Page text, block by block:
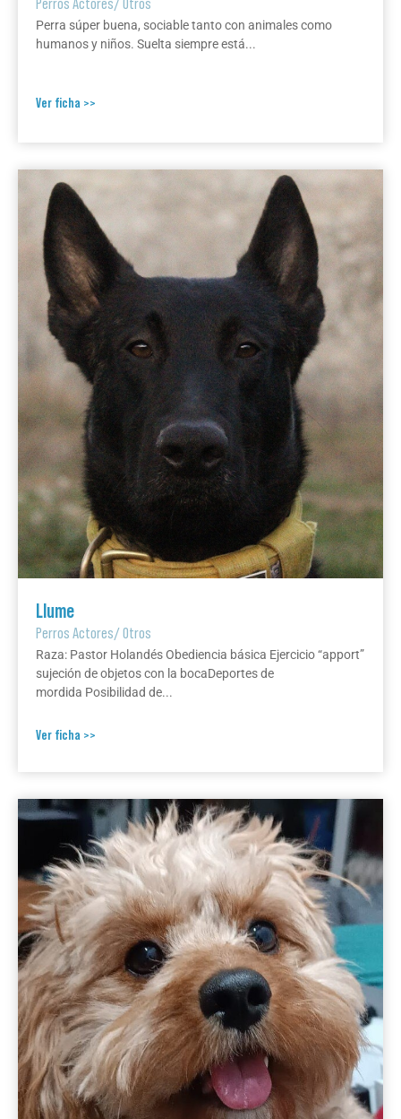
Perros Actores/ Otros
Perra súper buena, sociable tanto con animales como
humanos y niños. Suelta siempre está...
Ver ficha >>
Llume
Perros Actores/Otros
Raza: Pastor Holandés Obediencia básica Ejercicio “apport”
sujeción de objetos con la bocaDeportes de
mordida Posibilidad de...
Ver ficha >>